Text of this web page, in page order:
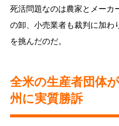
死活問題なのは農家とメーカ
の卸、小売業者も裁判に加わ
を挑んだのだ。
全米の生産者団体
州に実質勝訴